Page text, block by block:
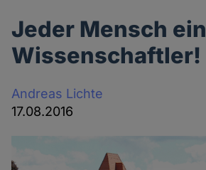
Jeder Mensch ein
Wissenschaftler!
Andreas Lichte
17.08.2016